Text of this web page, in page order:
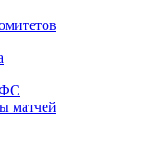
матчей